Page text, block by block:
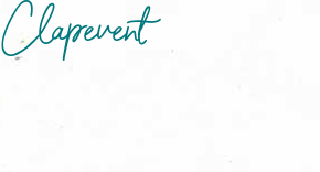
Clapevent